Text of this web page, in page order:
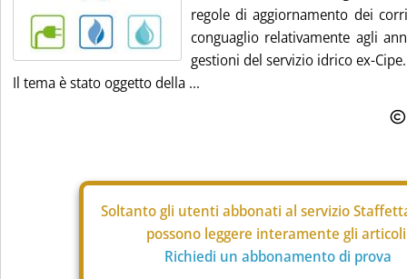
regole di aggiornamento dei
conguaglio relativamente agli
gestioni del servizio idrico ex-Cipe.
Il tema è stato oggetto della ...
Soltanto gli utenti abbonati al servizio
possono leggere interamente gli
Richiedi un abbonamento di prova